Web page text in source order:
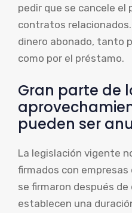
pedir que se cancele
contratos
dinero abonado, tanto
como por el préstamo.
Gran parte de
pueden ser
La legislación vigente
firmados con
se firmaron después
establecen una